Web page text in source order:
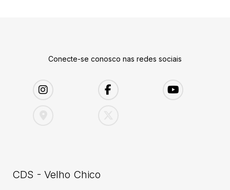
Conecte-se conosco nas redes sociais
CDS - Velho Chico